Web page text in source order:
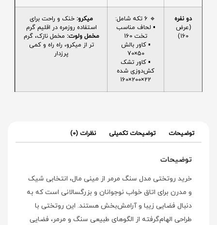
دو نفره
(عرض
160)
🔹 6 تکه شامل:
▪️ لحاف مناسب
تخت 160
▪️ کاور بالش
50×70
▪️ کاور تشک
کش‌دوزی شده
22×200×160
میکرو: خنک و راحت برای
استفاده روزمره در اقلیم گرم
مخمل ولوت: مخمل نازک، گرم
تر از میکرو، راه راه و کمی
پرزدار
توضیحات توضیحات تکمیلی نظرات (0)
توضیحات
خرید روتختی مدل سنگ مرمر از مینی‌ مال، انتخابی شیک
و مدرن برای اتاق خواب نوجوانان و بزرگسالانی است که به
دنبال فضایی زیبا و آرامش‌بخش هستند. این روتختی با
طراحی الهام‌گرفته از الگوهای طبیعی سنگ و مرمر، فضایی